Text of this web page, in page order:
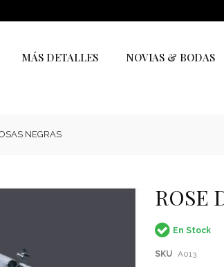
MÁS DETALLES NOVIAS & BODAS
NEGRAS
ROSE
En Stock
SKU A013